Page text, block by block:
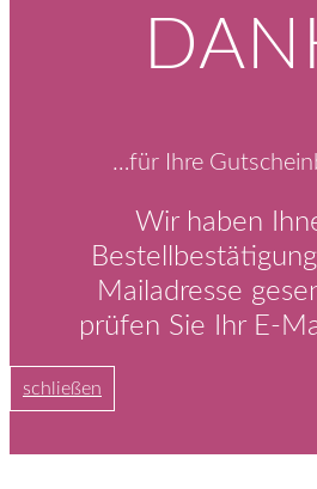
…für Ihre
Wir haben
Mailadresse
prüfen Sie Ihr E-
schließen